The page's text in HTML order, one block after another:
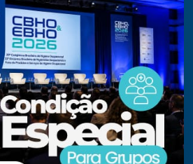
Eventos Regionais
Loja